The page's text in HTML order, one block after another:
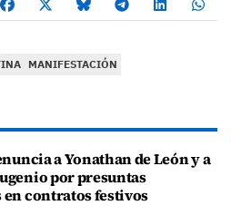
MANIFESTACIÓN
a Yonathan de León y a
por presuntas
contratos festivos